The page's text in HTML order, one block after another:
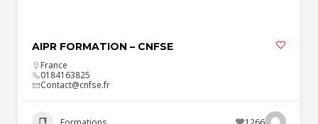
AIPR FORMATION – CNFSE
France
0184163825
Contact@cnfse.fr